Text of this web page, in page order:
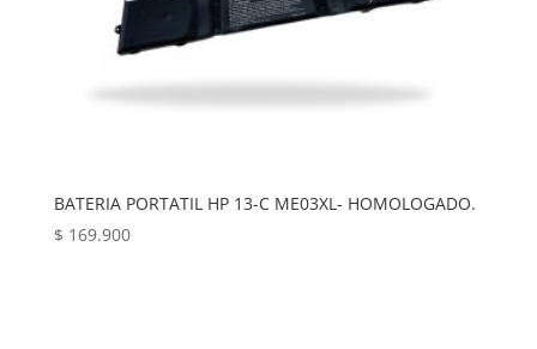
BATERIA PORTATIL HP 13-C ME03XL- HOMOLOGADO.
$ 169.900